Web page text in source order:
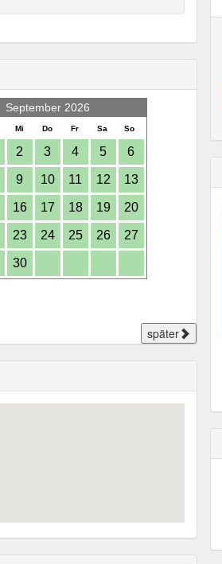
September 2026
Mi Do Fr Sa So
2 3 4 5 6
9 10 11 12 13
16 17 18 19 20
23 24 25 26 27
30
später